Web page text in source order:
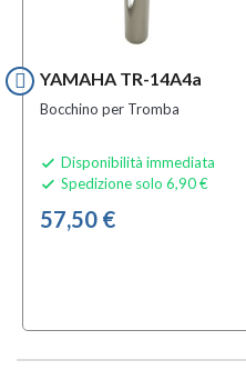
YAMAHA TR-14A4a
Bocchino per Tromba
 Disponibilità immediata
 Spedizione solo 6,90 €
57,50 €